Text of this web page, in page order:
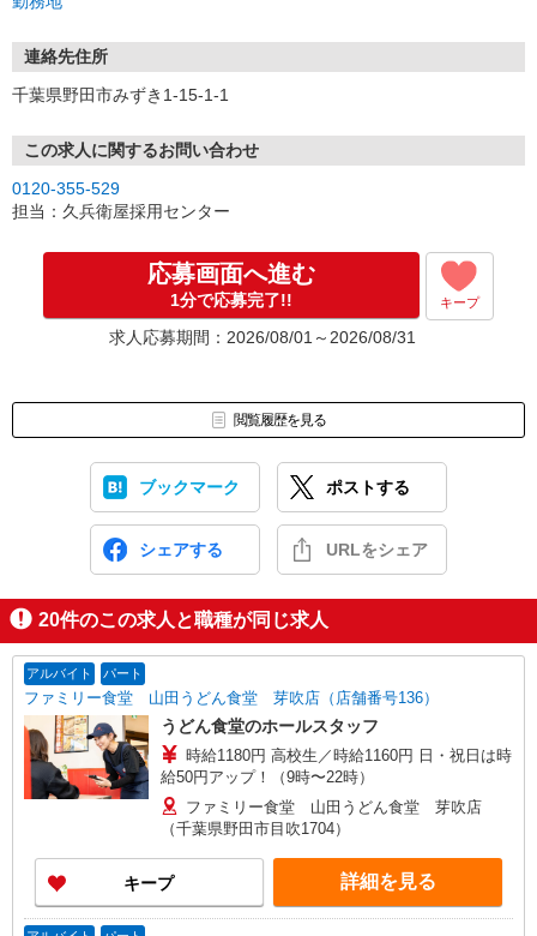
連絡先住所
千葉県野田市みずき1-15-1-1
この求人に関するお問い合わせ
0120-355-529
担当：久兵衛屋採用センター
応募画面へ進む
1分で応募完了!! キープ
求人応募期間：2026/08/01～2026/08/31
閲覧履歴を見る
ブックマーク ポストする
シェアする URLをシェア
20件のこの求人と職種が同じ求人
アルバイト パート
ファミリー食堂 山田うどん食堂 芽吹店（店舗番号136）
うどん食堂のホールスタッフ
時給1180円 高校生／時給1160円 日・祝日は時
給50円アップ！（9時〜22時）
ファミリー食堂 山田うどん食堂 芽吹店
（千葉県野田市目吹1704）
キープ 詳細を見る